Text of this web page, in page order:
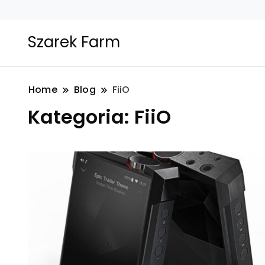
Szarek Farm
Home Blog FiiO
Kategoria: FiiO